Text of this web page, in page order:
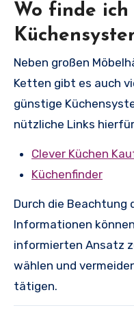
Wo finde ich
Neben großen
Ketten gibt es auch
günstige
nützliche Links
Clever Küchen
Küchenfinder
Durch die Beachtung
Informationen
informierten Ansatz
wählen und
tätigen.